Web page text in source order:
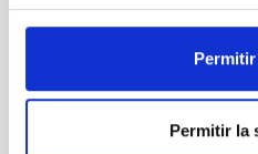
Permitir la
CIENCIA Y TECNOLOGÍA
SEVERO OCHOA
SO INVESTIGACIÓN